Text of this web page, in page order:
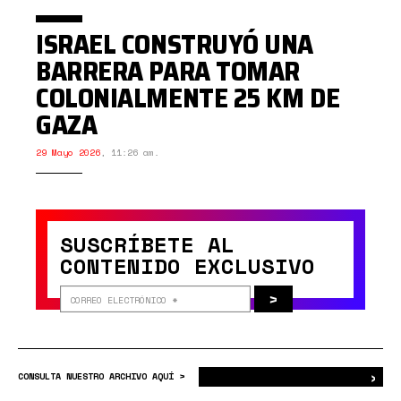
ISRAEL CONSTRUYÓ UNA
BARRERA PARA TOMAR
COLONIALMENTE 25 KM DE
GAZA
29 Mayo 2026, 11:26 am.
SUSCRÍBETE AL
CONTENIDO EXCLUSIVO
>
CONSULTA NUESTRO ARCHIVO AQUÍ > ›